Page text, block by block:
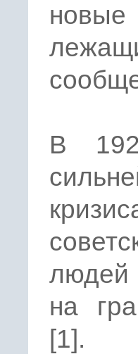
В
людей
на
[1].